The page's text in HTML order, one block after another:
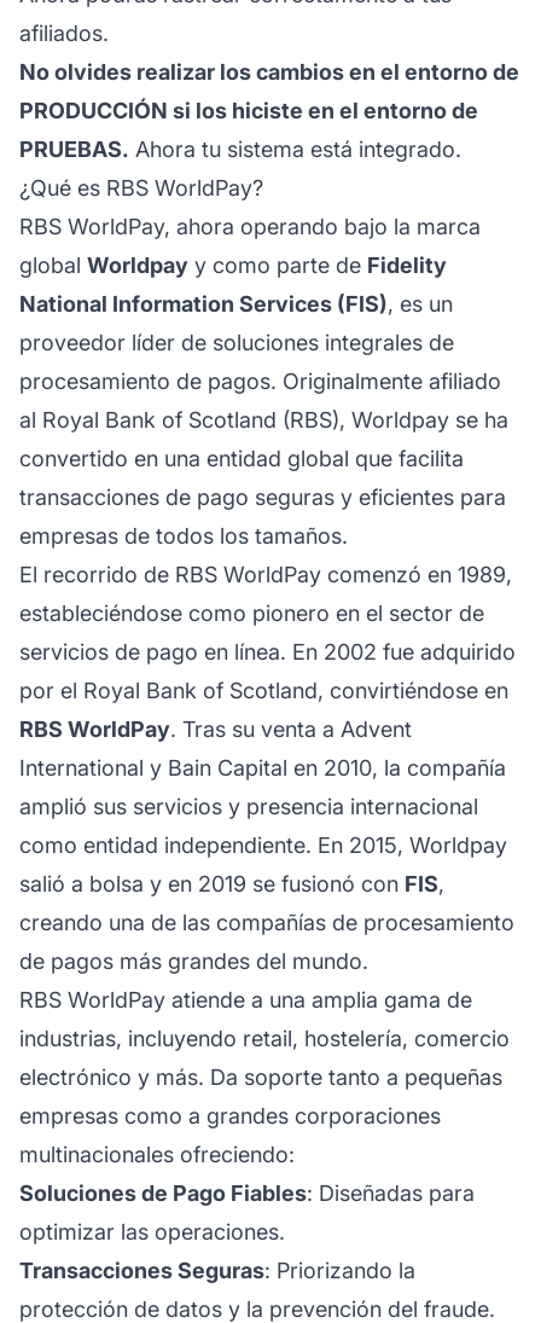
afiliados.
No olvides realizar los cambios en el entorno de
PRODUCCIÓN si los hiciste en el entorno de
PRUEBAS. Ahora tu sistema está integrado.
¿Qué es RBS WorldPay?
RBS WorldPay, ahora operando bajo la marca
global Worldpay y como parte de Fidelity
National Information Services (FIS), es un
proveedor líder de soluciones integrales de
procesamiento de pagos. Originalmente afiliado
al Royal Bank of Scotland (RBS), Worldpay se ha
convertido en una entidad global que facilita
transacciones de pago seguras y eficientes para
empresas de todos los tamaños.
El recorrido de RBS WorldPay comenzó en 1989,
estableciéndose como pionero en el sector de
servicios de pago en línea. En 2002 fue adquirido
por el Royal Bank of Scotland, convirtiéndose en
RBS WorldPay. Tras su venta a Advent
International y Bain Capital en 2010, la compañía
amplió sus servicios y presencia internacional
como entidad independiente. En 2015, Worldpay
salió a bolsa y en 2019 se fusionó con FIS,
creando una de las compañías de procesamiento
de pagos más grandes del mundo.
RBS WorldPay atiende a una amplia gama de
industrias, incluyendo retail, hostelería, comercio
electrónico y más. Da soporte tanto a pequeñas
empresas como a grandes corporaciones
multinacionales ofreciendo:
Soluciones de Pago Fiables: Diseñadas para
optimizar las operaciones.
Transacciones Seguras: Priorizando la
protección de datos y la prevención del fraude.